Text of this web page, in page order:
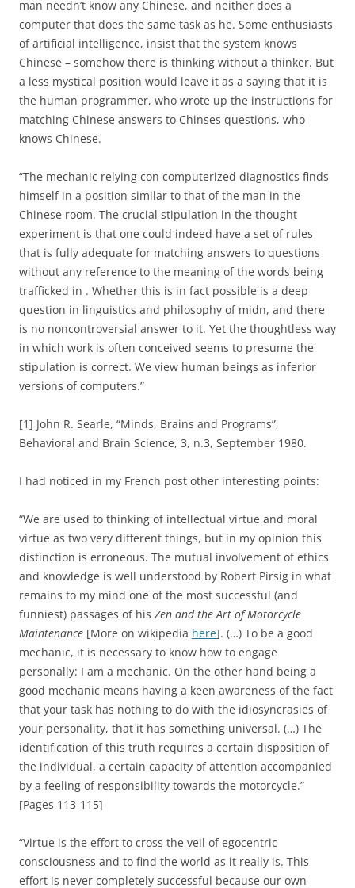
man needn’t know any Chinese, and neither does a
computer that does the same task as he. Some enthusiasts
of artificial intelligence, insist that the system knows
Chinese – somehow there is thinking without a thinker. But
a less mystical position would leave it as a saying that it is
the human programmer, who wrote up the instructions for
matching Chinese answers to Chinses questions, who
knows Chinese.
“The mechanic relying con computerized diagnostics finds
himself in a position similar to that of the man in the
Chinese room. The crucial stipulation in the thought
experiment is that one could indeed have a set of rules
that is fully adequate for matching answers to questions
without any reference to the meaning of the words being
trafficked in . Whether this is in fact possible is a deep
question in linguistics and philosophy of midn, and there
is no noncontroversial answer to it. Yet the thoughtless way
in which work is often conceived seems to presume the
stipulation is correct. We view human beings as inferior
versions of computers.”
[1] John R. Searle, “Minds, Brains and Programs”,
Behavioral and Brain Science, 3, n.3, September 1980.
I had noticed in my French post other interesting points:
“We are used to thinking of intellectual virtue and moral
virtue as two very different things, but in my opinion this
distinction is erroneous. The mutual involvement of ethics
and knowledge is well understood by Robert Pirsig in what
remains to my mind one of the most successful (and
funniest) passages of his Zen and the Art of Motorcycle
Maintenance [More on wikipedia here]. (…) To be a good
mechanic, it is necessary to know how to engage
personally: I am a mechanic. On the other hand being a
good mechanic means having a keen awareness of the fact
that your task has nothing to do with the idiosyncrasies of
your personality, that it has something universal. (…) The
identification of this truth requires a certain disposition of
the individual, a certain capacity of attention accompanied
by a feeling of responsibility towards the motorcycle.”
[Pages 113-115]
“Virtue is the effort to cross the veil of egocentric
consciousness and to find the world as it really is. This
effort is never completely successful because our own